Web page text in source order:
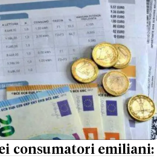
consumatori emiliani: